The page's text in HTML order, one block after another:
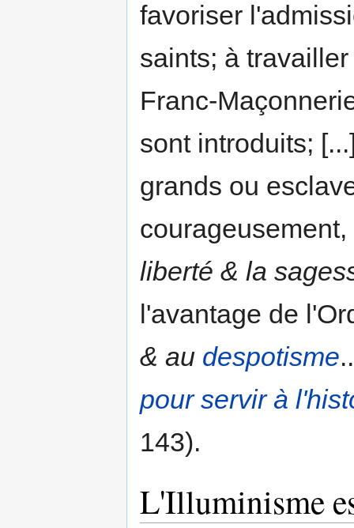
favoriser
saints; à
Franc-
sont introduits;
grands ou
liberté & la
l'avantage de
& au despotisme
pour servir à
143).
L'Illuminisme